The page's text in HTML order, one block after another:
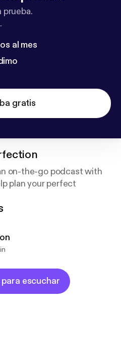
prueba.
al mes
gratis
on-the-go podcast with
plan your perfect
escuchar